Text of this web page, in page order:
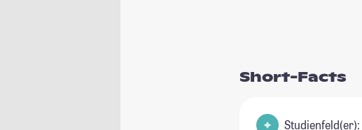
Short-Facts